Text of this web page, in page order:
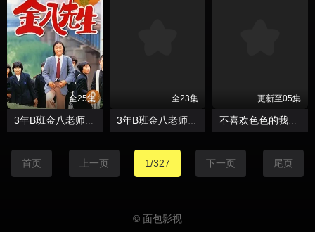
全25集 全23集 更新至05集
不喜欢色色的我吗？
首页 上一页 1/327 下一页 尾页
© 面包影视